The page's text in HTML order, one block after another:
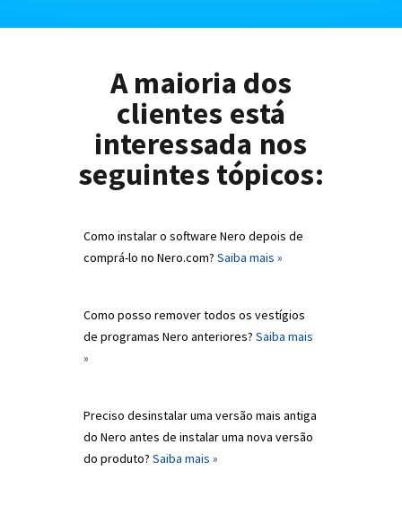
A maioria dos
clientes está
interessada nos
seguintes tópicos:
Como instalar o software Nero depois de
comprá-lo no Nero.com? Saiba mais »
Como posso remover todos os vestígios
de programas Nero anteriores? Saiba mais
»
Preciso desinstalar uma versão mais antiga
do Nero antes de instalar uma nova versão
do produto? Saiba mais »